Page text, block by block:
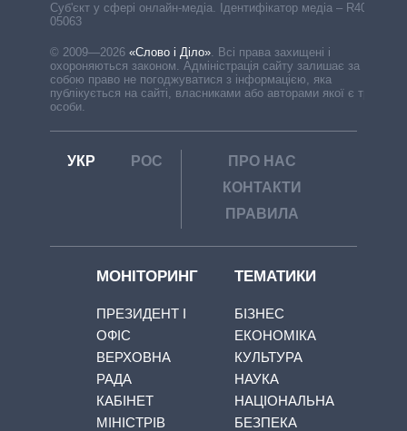
Cуб'єкт у сфері онлайн-медіа. Ідентифікатор медіа – R40-
05063
© 2009—2026 «Слово і Діло». Всі права захищені і
охороняються законом. Адміністрація сайту залишає за
собою право не погоджуватися з інформацією, яка
публікується на сайті, власниками або авторами якої є треті
особи.
УКР РОС
ПРО НАС
КОНТАКТИ
ПРАВИЛА
МОНІТОРИНГ
ПРЕЗИДЕНТ І
ОФІС
ВЕРХОВНА
РАДА
КАБІНЕТ
МІНІСТРІВ
ТЕМАТИКИ
БІЗНЕС
ЕКОНОМІКА
КУЛЬТУРА
НАУКА
НАЦІОНАЛЬНА
БЕЗПЕКА